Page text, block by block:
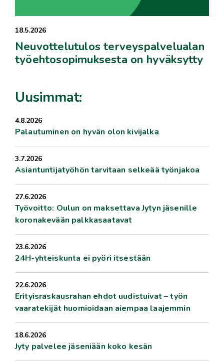
18.5.2026
Neuvottelutulos terveyspalvelualan
työehtosopimuksesta on hyväksytty
Uusimmat:
4.8.2026
Palautuminen on hyvän olon kivijalka
3.7.2026
Asiantuntijatyöhön tarvitaan selkeää työnjakoa
27.6.2026
Työvoitto: Oulun on maksettava Jytyn jäsenille
koronakevään palkkasaatavat
23.6.2026
24H-yhteiskunta ei pyöri itsestään
22.6.2026
Erityisraskausrahan ehdot uudistuivat – työn
vaaratekijät huomioidaan aiempaa laajemmin
18.6.2026
Jyty palvelee jäseniään koko kesän